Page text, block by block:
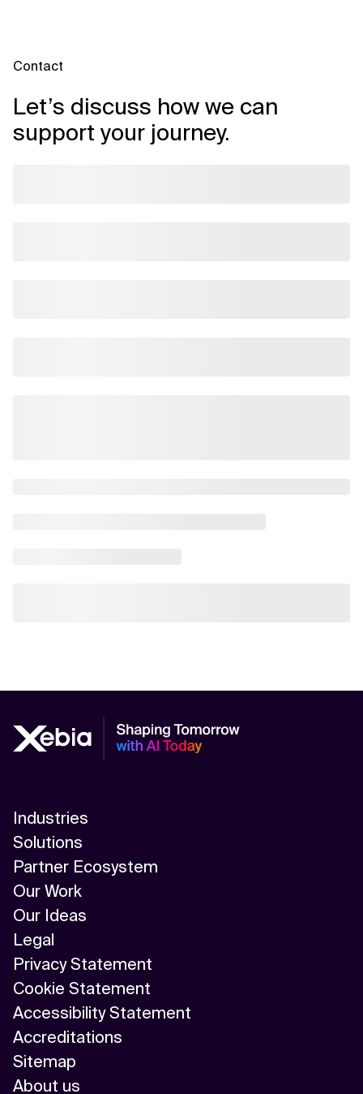
Contact
Let’s discuss how we can
support your journey.
Industries
Solutions
Partner Ecosystem
Our Work
Our Ideas
Legal
Privacy Statement
Cookie Statement
Accessibility Statement
Accreditations
Sitemap
About us